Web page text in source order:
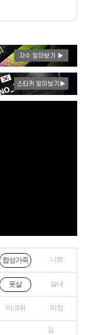
합성가죽 니트
풋살 실내
마크위 미정
김